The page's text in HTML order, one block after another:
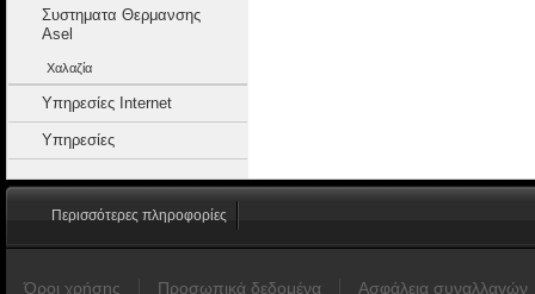
Συστηματα Θερμανσης
Asel
Χαλαζία
Υπηρεσίες Internet
Υπηρεσίες
Περισσότερες πληροφορίες
Όροι χρήσης Προσωπικά δεδομένα Ασφάλεια συναλλαγών